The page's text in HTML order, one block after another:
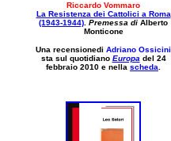
Riccardo Vommaro
La Resistenza dei Cattolici a Roma
(1943-1944) Premessa di Alberto
Monticone
Una recensionedi Adriano Ossicini
sta sul quotidiano Europa del 24
febbraio 2010 e nella scheda